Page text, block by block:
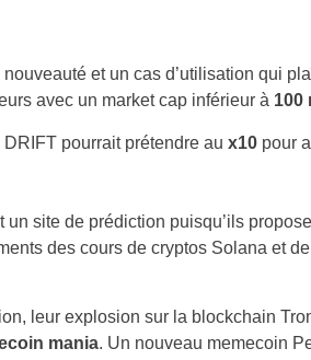
et un cas d’utilisation qui
avec un market cap inférieur à 100
pourrait prétendre au x10pour
un site de prédiction puisqu’ils
des cours de cryptos Solana et
leur explosion sur la blockchain
mania. Un nouveau memecoin